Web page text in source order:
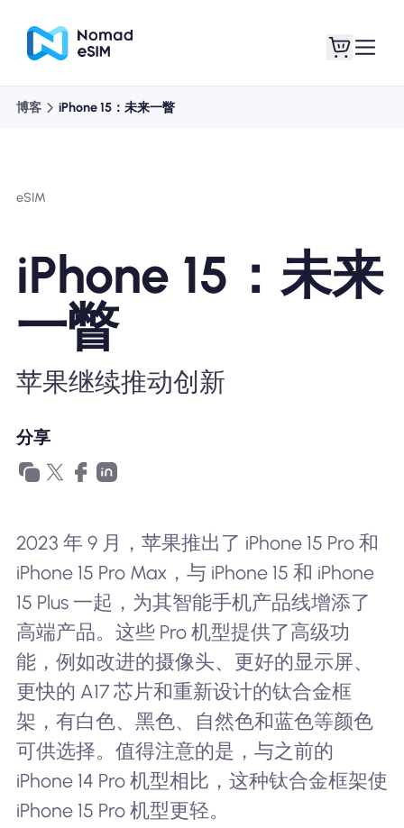
关于 eSIM
企业用户
博客 iPhone 15：未来一瞥
eSIM
iPhone 15：未来
一瞥
苹果继续推动创新
分享
2023 年 9 月，苹果推出了 iPhone 15 Pro 和
iPhone 15 Pro Max，与 iPhone 15 和 iPhone
15 Plus 一起，为其智能手机产品线增添了
高端产品。这些 Pro 机型提供了高级功
能，例如改进的摄像头、更好的显示屏、
更快的 A17 芯片和重新设计的钛合金框
架，有白色、黑色、自然色和蓝色等颜色
可供选择。值得注意的是，与之前的
iPhone 14 Pro 机型相比，这种钛合金框架使
iPhone 15 Pro 机型更轻。